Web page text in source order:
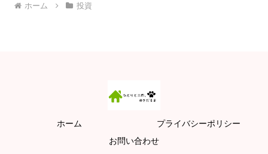
ホーム 投資
ホーム
プライバシーポリシー
お問い合わせ